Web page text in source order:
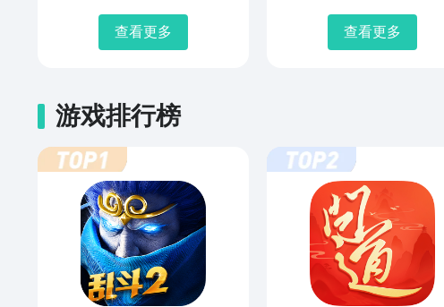
查看更多 查看更多
游戏排行榜